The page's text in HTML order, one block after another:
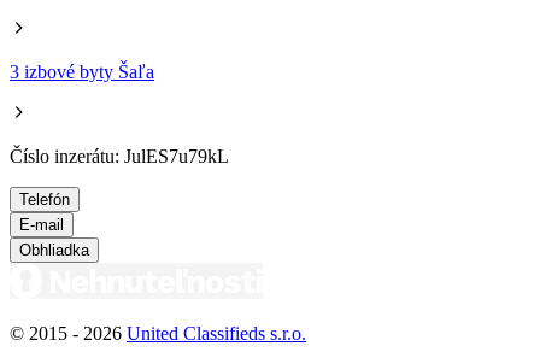
3 izbové byty Šaľa
Číslo inzerátu: JulES7u79kL
Telefón
E-mail
Obhliadka
© 2015 - 2026 United Classifieds s.r.o.